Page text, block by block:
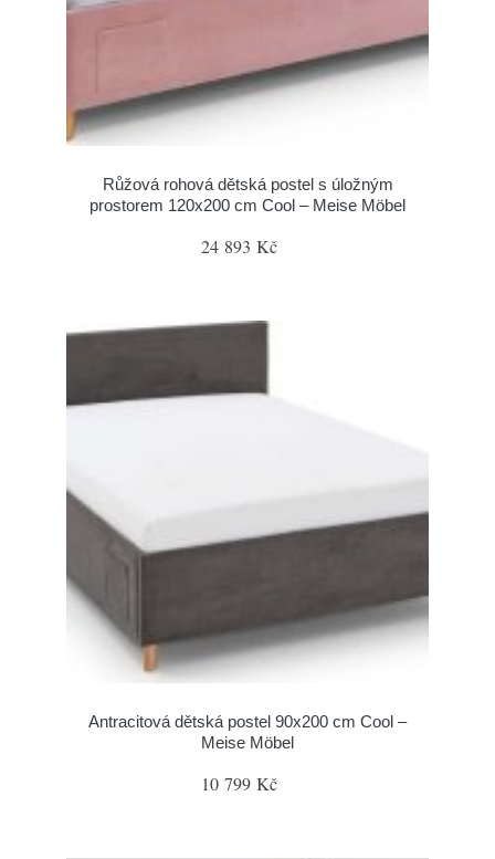
Růžová rohová dětská postel s úložným
prostorem 120x200 cm Cool – Meise Möbel
24 893 Kč
Antracitová dětská postel 90x200 cm Cool –
Meise Möbel
10 799 Kč